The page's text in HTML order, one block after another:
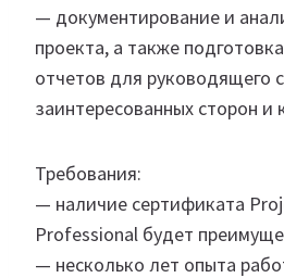
— документирование и
проекта, а также
отчетов для руководящего
заинтересованных сторон и
Требования:
— наличие сертификата
Professional будет
— несколько лет опыта